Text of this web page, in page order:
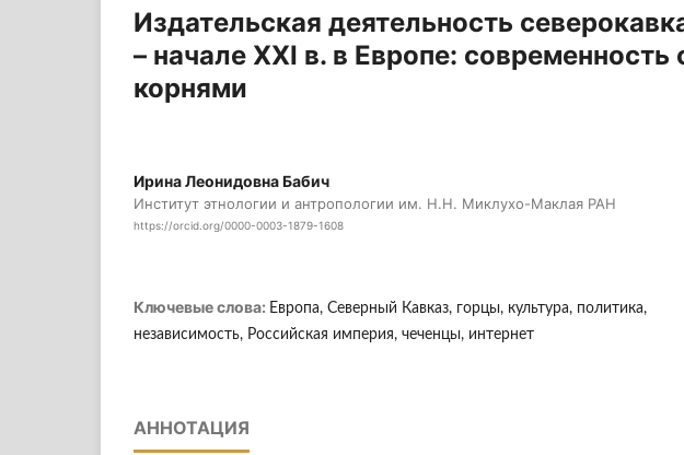
Издательская деятельность
– начале ХХI в. в Европе: современность
корнями
Ирина Леонидовна Бабич
Институт этнологии и антропологии им. Н.Н. Миклухо-Маклая РАН
https://orcid.org/0000-0003-1879-1608
Ключевые слова: Европа, Северный Кавказ, горцы, культура, политика,
независимость, Российская империя, чеченцы, интернет
АННОТАЦИЯ